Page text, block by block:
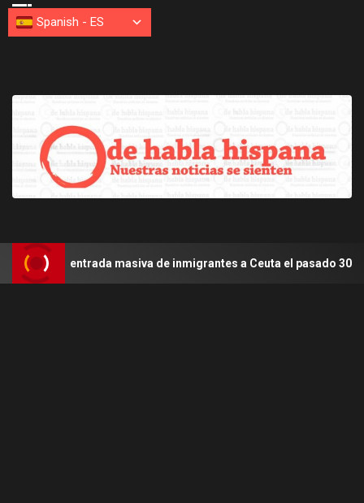
la entrada masiva de inmigrantes a Ceuta el pasado 30-07-2026
Spanish - ES